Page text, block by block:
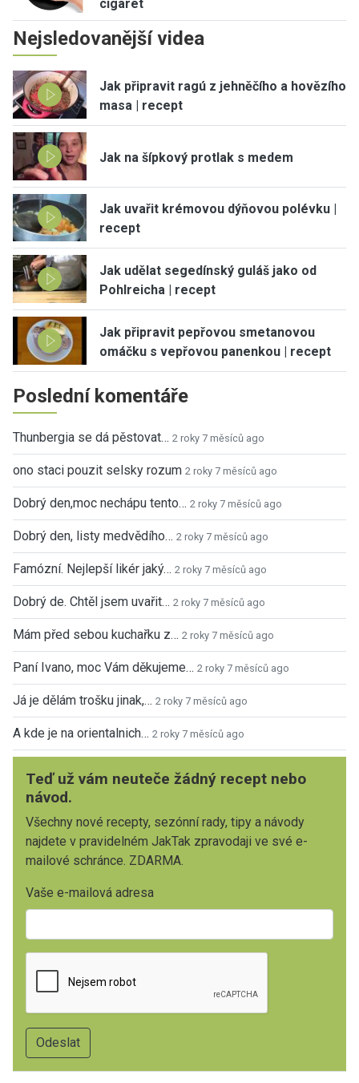
cigaret
Nejsledovanější videa
Jak připravit ragú z jehněčího a hovězího
masa | recept
Jak na šípkový protlak s medem
Jak uvařit krémovou dýňovou polévku |
recept
Jak udělat segedínský guláš jako od
Pohlreicha | recept
Jak připravit pepřovou smetanovou
omáčku s vepřovou panenkou | recept
Poslední komentáře
Thunbergia se dá pěstovat… 2 roky 7 měsíců ago
ono staci pouzit selsky rozum 2 roky 7 měsíců ago
Dobrý den,moc nechápu tento… 2 roky 7 měsíců ago
Dobrý den, listy medvědího… 2 roky 7 měsíců ago
Famózní. Nejlepší likér jaký… 2 roky 7 měsíců ago
Dobrý de. Chtěl jsem uvařit… 2 roky 7 měsíců ago
Mám před sebou kuchařku z… 2 roky 7 měsíců ago
Paní Ivano, moc Vám děkujeme… 2 roky 7 měsíců ago
Já je dělám trošku jinak,… 2 roky 7 měsíců ago
A kde je na orientalnich… 2 roky 7 měsíců ago
Teď už vám neuteče žádný recept nebo
návod.
Všechny nové recepty, sezónní rady, tipy a návody
najdete v pravidelném JakTak zpravodaji ve své e-
mailové schránce. ZDARMA.
Vaše e-mailová adresa